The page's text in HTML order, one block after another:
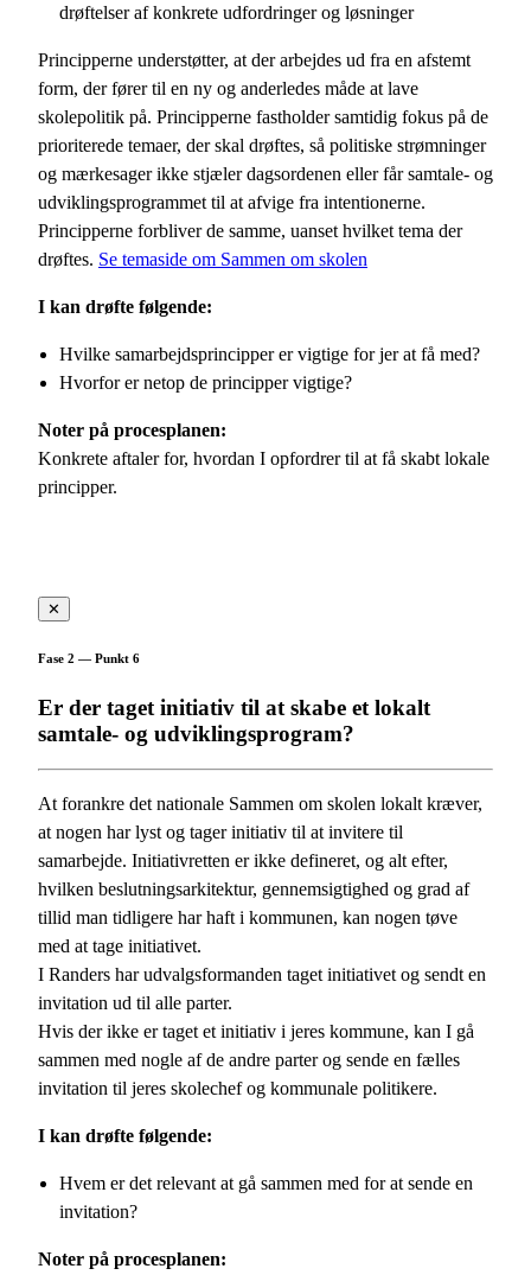
drøftelser af konkrete udfordringer og løsninger
Principperne understøtter, at der arbejdes ud fra en afstemt
form, der fører til en ny og anderledes måde at lave
skolepolitik på. Principperne fastholder samtidig fokus på de
prioriterede temaer, der skal drøftes, så politiske strømninger
og mærkesager ikke stjæler dagsordenen eller får samtale- og
udviklingsprogrammet til at afvige fra intentionerne.
Principperne forbliver de samme, uanset hvilket tema der
drøftes. Se temaside om Sammen om skolen
I kan drøfte følgende:
Hvilke samarbejdsprincipper er vigtige for jer at få med?
Hvorfor er netop de principper vigtige?
Noter på procesplanen:
Konkrete aftaler for, hvordan I opfordrer til at få skabt lokale
principper.
✕
Fase 2 — Punkt 6
Er der taget initiativ til at skabe et lokalt
samtale- og udviklingsprogram?
At forankre det nationale Sammen om skolen lokalt kræver,
at nogen har lyst og tager initiativ til at invitere til
samarbejde. Initiativretten er ikke defineret, og alt efter,
hvilken beslutningsarkitektur, gennemsigtighed og grad af
tillid man tidligere har haft i kommunen, kan nogen tøve
med at tage initiativet.
I Randers har udvalgsformanden taget initiativet og sendt en
invitation ud til alle parter.
Hvis der ikke er taget et initiativ i jeres kommune, kan I gå
sammen med nogle af de andre parter og sende en fælles
invitation til jeres skolechef og kommunale politikere.
I kan drøfte følgende:
Hvem er det relevant at gå sammen med for at sende en
invitation?
Noter på procesplanen: